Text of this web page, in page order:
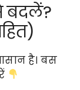
बदलें?
है। बस